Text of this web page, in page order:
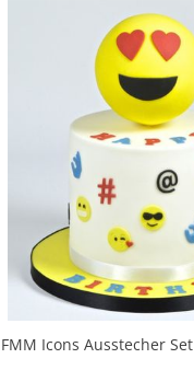
FMM Icons Ausstecher Set